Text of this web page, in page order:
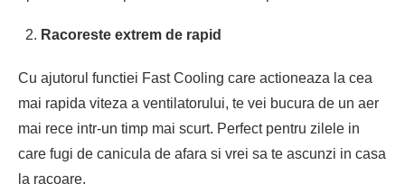
Racoreste extrem de rapid
Cu ajutorul functiei Fast Cooling care actioneaza la cea
mai rapida viteza a ventilatorului, te vei bucura de un aer
mai rece intr-un timp mai scurt. Perfect pentru zilele in
care fugi de canicula de afara si vrei sa te ascunzi in casa
la racoare.